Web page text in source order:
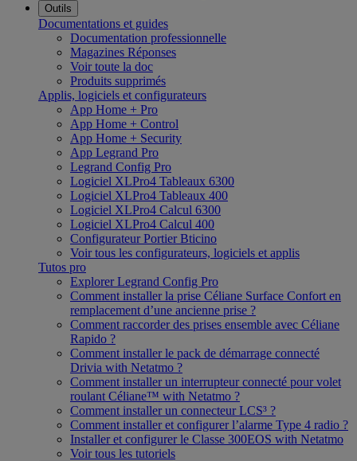
Outils
Documentations et guides
Documentation professionnelle
Magazines Réponses
Voir toute la doc
Produits supprimés
Applis, logiciels et configurateurs
App Home + Pro
App Home + Control
App Home + Security
App Legrand Pro
Legrand Config Pro
Logiciel XLPro4 Tableaux 6300
Logiciel XLPro4 Tableaux 400
Logiciel XLPro4 Calcul 6300
Logiciel XLPro4 Calcul 400
Configurateur Portier Bticino
Voir tous les configurateurs, logiciels et applis
Tutos pro
Explorer Legrand Config Pro
Comment installer la prise Céliane Surface Confort en
remplacement d’une ancienne prise ?
Comment raccorder des prises ensemble avec Céliane
Rapido ?
Comment installer le pack de démarrage connecté
Drivia with Netatmo ?
Comment installer un interrupteur connecté pour volet
roulant Céliane™ with Netatmo ?
Comment installer un connecteur LCS³ ?
Comment installer et configurer l’alarme Type 4 radio ?
Installer et configurer le Classe 300EOS with Netatmo
Voir tous les tutoriels